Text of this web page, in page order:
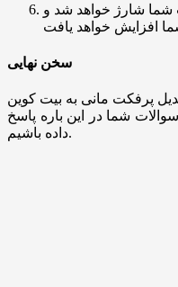
شما شارژ خواهد شد و
سخن نهایی
پرفکت مانی به بیت کوین
سوالات شما در این باره پاسخ
داده باشیم.